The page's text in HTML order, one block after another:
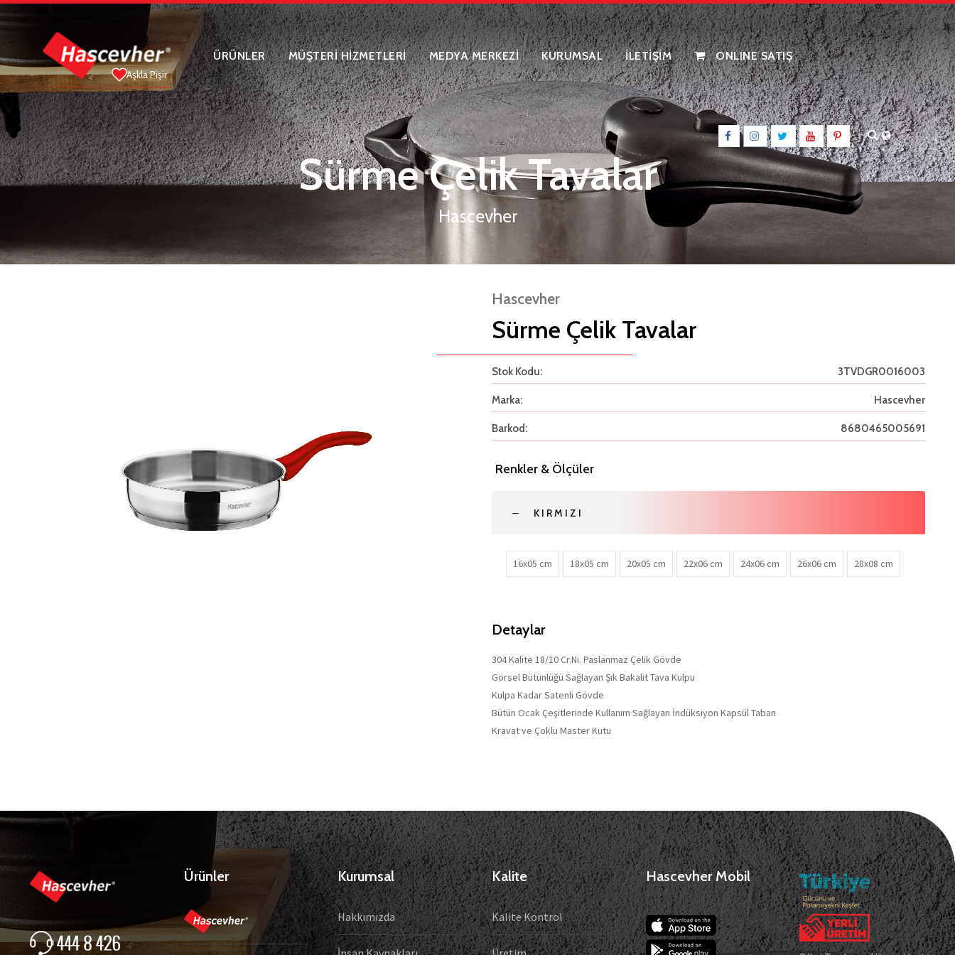
Aşkla Pişir
ÜRÜNLER MÜŞTERİ HİZMETLERİ MEDYA MERKEZİ KURUMSAL İLETİŞİM ONLINE SATIŞ
Sürme Çelik Tavalar
Hascevher
Hascevher
Sürme Çelik Tavalar
Stok Kodu: 3TVDGR0016003
Marka: Hascevher
Barkod: 8680465005691
Renkler & Ölçüler
KIRMIZI
16x05 cm 18x05 cm 20x05 cm 22x06 cm 24x06 cm 26x06 cm 28x08 cm
Detaylar
304 Kalite 18/10 Cr.Ni. Paslanmaz Çelik Gövde
Görsel Bütünlüğü Sağlayan Şık Bakalit Tava Kulpu
Kulpa Kadar Satenli Gövde
Bütün Ocak Çeşitlerinde Kullanım Sağlayan İndüksiyon Kapsül Taban
Kravat ve Çoklu Master Kutu
Ürünler Kurumsal
Hakkımızda
Kalite
Kalite Kontrol
Hascevher Mobil